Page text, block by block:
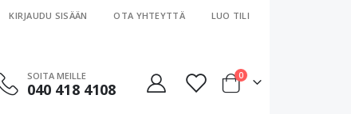
KIRJAUDU SISÄÄN OTA YHTEYTTÄ LUO TILI
SOITA MEILLE
040 418 4108 Cart
0tuotteet